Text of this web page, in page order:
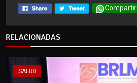
Compartir
RELACIONADAS
SALUD